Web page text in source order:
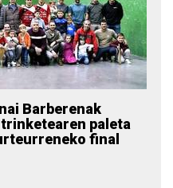
Barberenak
paleta
final